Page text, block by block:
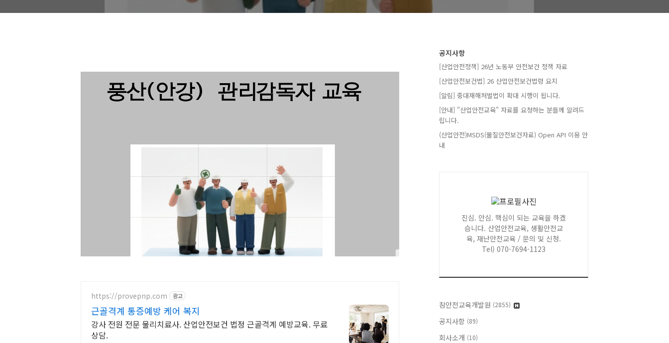
https://provepnp.com 광고
근골격계 통증예방 케어 복지
강사 전원 전문 물리치료사. 산업안전보건 법정 근골격계 예방교육. 무료
상담.
공지사항
[산업안전정책] 26년 노동부 안전보건 정책 자료
[산업안전보건법] 26 산업안전보건법령 요지
[알림] 중대재해처벌법이 확대 시행이 됩니다.
[안내] "산업안전교육" 자료를 요청하는 분들께 알려드
립니다.
(산업안전)MSDS(물질안전보건자료) Open API 이용 안
내
진심. 안심. 핵심이 되는 교육을 하겠
습니다. 산업안전교육, 생활안전교
육, 재난안전교육 / 문의 및 신청.
Tel) 070-7694-1123
참안전교육개발원 (2855)
공지사항 (89)
회사소개 (10)